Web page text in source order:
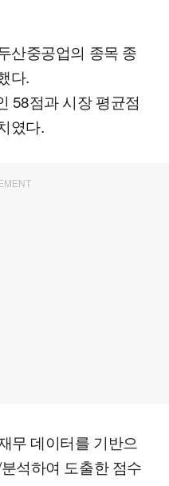
산중공업의 종목 종
다.
58점과 시장 평균점
였다.
무 데이터를 기반으
석하여 도출한 점수